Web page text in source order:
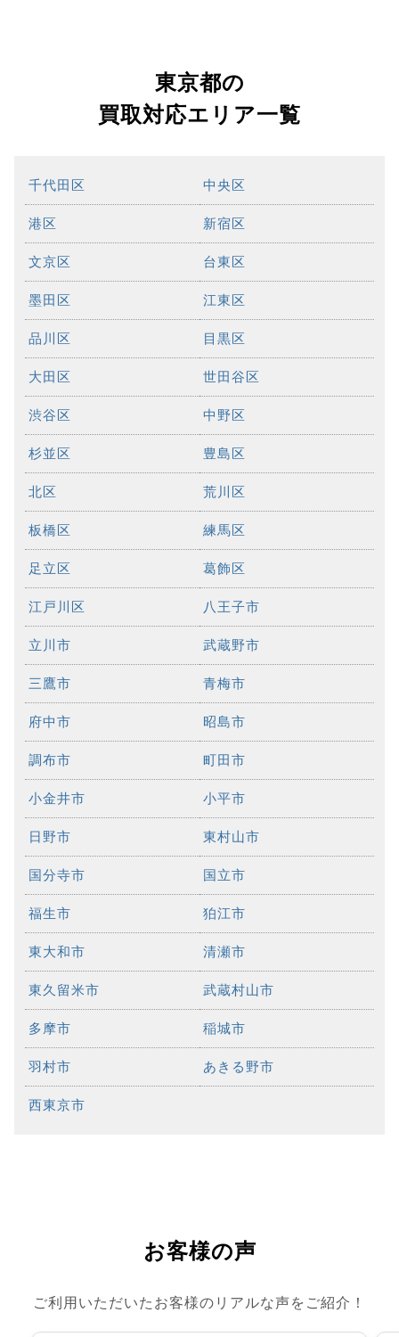
東京都の
買取対応エリア一覧
千代田区 中央区
港区 新宿区
文京区 台東区
墨田区 江東区
品川区 目黒区
大田区 世田谷区
渋谷区 中野区
杉並区 豊島区
北区 荒川区
板橋区 練馬区
足立区 葛飾区
江戸川区 八王子市
立川市 武蔵野市
三鷹市 青梅市
府中市 昭島市
調布市 町田市
小金井市 小平市
日野市 東村山市
国分寺市 国立市
福生市 狛江市
東大和市 清瀬市
東久留米市 武蔵村山市
多摩市 稲城市
羽村市 あきる野市
西東京市
お客様の声
ご利用いただいたお客様のリアルな声をご紹介！